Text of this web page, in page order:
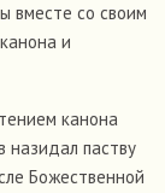
вместе со своим
и
канона
назидал паству
Божественной